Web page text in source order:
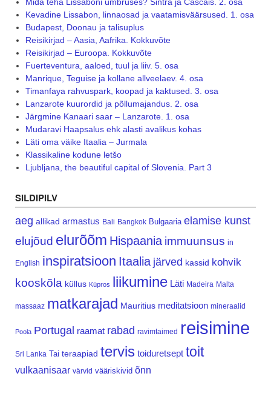
Kevadine Lissabon, linnaosad ja vaatamisväärsused. 1. osa
Budapest, Doonau ja talisuplus
Reisikirjad – Aasia, Aafrika. Kokkuvõte
Reisikirjad – Euroopa. Kokkuvõte
Fuerteventura, aaloed, tuul ja liiv. 5. osa
Manrique, Teguise ja kollane allveelaev. 4. osa
Timanfaya rahvuspark, koopad ja kaktused. 3. osa
Lanzarote kuurordid ja põllumajandus. 2. osa
Järgmine Kanaari saar – Lanzarote. 1. osa
Mudaravi Haapsalus ehk alasti avalikus kohas
Läti oma väike Itaalia – Jurmala
Klassikaline kodune letšo
Ljubljana, the beautiful capital of Slovenia. Part 3
SILDIPILV
aeg allikad armastus Bali Bangkok Bulgaaria elamise kunst
elujõud elurõõm Hispaania immuunsus in
English inspiratsioon Itaalia järved kassid kohvik
kooskõla küllus Küpros liikumine Läti Madeira Malta
massaaz matkarajad Mauritius meditatsioon mineraalid
Poola Portugal raamat rabad ravimtaimed reisimine
Sri Lanka Tai teraapiad tervis toiduretsept toit
vulkaanisaar värvid vääriskivid õnn